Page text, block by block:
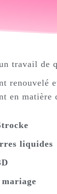
travail de
en matière
liquides
mariage